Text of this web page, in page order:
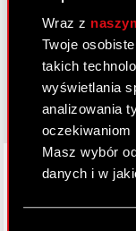
Wraz z
Twoje
takich
wyświetlania
analizowania
oczekiwaniom
Masz wybór
danych i w